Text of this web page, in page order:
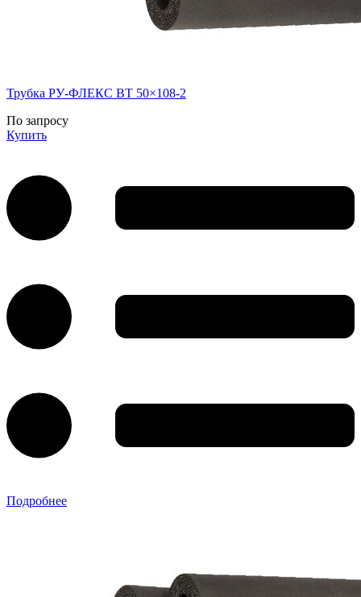
Трубка РУ-ФЛЕКС ВТ 50×108-2
По запросу
Купить
Подробнее